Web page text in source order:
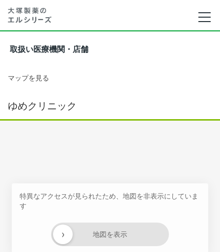
取扱い医療機関・店舗
マップを見る
ゆめクリニック
特異なアクセスが見られたため、地図を非表示にしていま
す
地図を表示
›